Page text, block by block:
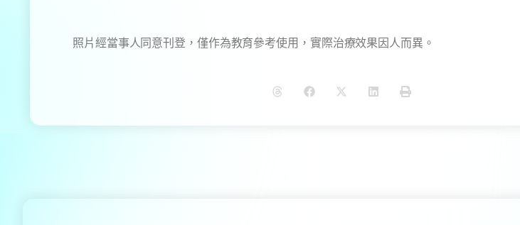
照片經當事人同意刊登，僅作為教育參考使用，實際治療效果因人而異。